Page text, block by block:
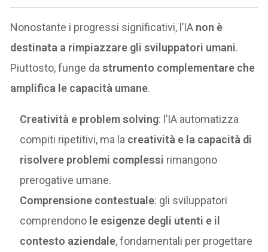
Nonostante i progressi significativi, l’IA non è
destinata a rimpiazzare gli sviluppatori umani.
Piuttosto, funge dastrumento complementare che
amplifica le capacità umane.
Creatività e problem solving: l’IA automatizza
compiti ripetitivi, ma la creatività e la capacità di
risolvere problemi complessi rimangono
prerogative umane.
Comprensione contestuale: gli sviluppatori
comprendono le esigenze degli utenti e il
contesto aziendale, fondamentali per progettare